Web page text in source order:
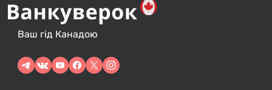
Ваш гід Канадою